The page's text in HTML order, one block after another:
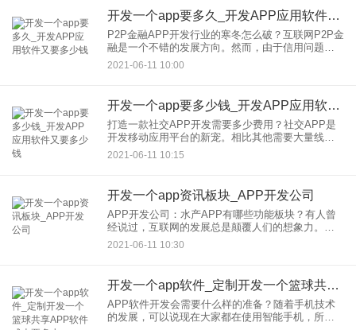
开发一个app要多久_开发APP应用软件又要多少钱
P2P金融APP开发行业的寒冬怎么破？互联网P2P金
融是一个不错的发展方向。然而，由于信用问题，
P2P金融业进入了发展的寒冬，制约P2P金融业的主
要原因是信用违约。然而，信贷违约的锅应该由P2P
2021-06-11 10:00
开发一个app要多少钱_开发APP应用软件又要多少钱
打造一款社交APP开发需要多少费用？社交APP是
开发移动应用平台的新宠。相比其他需要大量线下
物理资源的手机软件，在开发推广社交应用难度更
小，因此，开发需要更多的多少钱和社交应用，而
2021-06-11 10:15
开发一个app资讯板块_APP开发公司
APP开发公司：水产APP有哪些功能板块？有人曾
经说过，互联网的发展总是颠覆人们的想象力。互
联网不仅给互联网带来衣食住行，还与各大行业结
合，发展迅速。水产行业也紧跟互联网时代，有了
2021-06-11 10:30
开发一个app软件_定制开发一个篮球共享APP软件成本要多少
APP软件开发会需要什么样的准备？随着手机技术
的发展，可以说现在大家都在使用智能手机，所以